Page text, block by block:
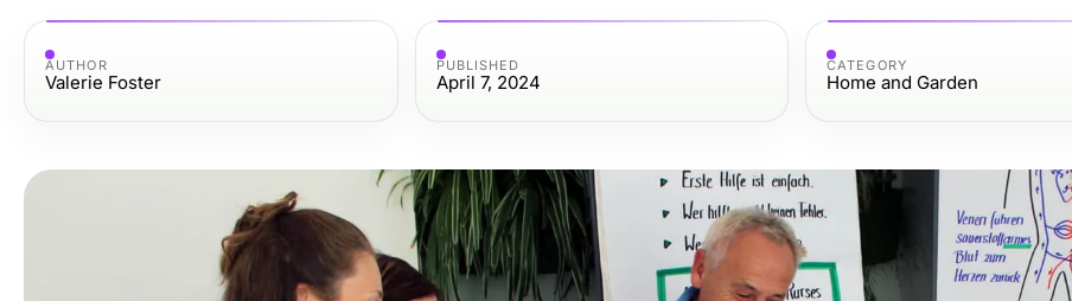
AUTHOR
Valerie Foster
PUBLISHED
April 7, 2024
CATEGORY
Home and Garden